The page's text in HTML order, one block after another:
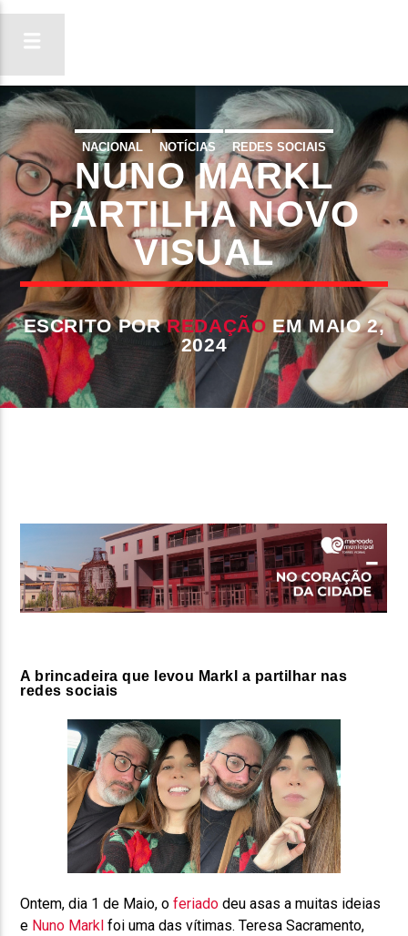
ON FM
LIGA-TE
NACIONAL NOTÍCIAS REDES SOCIAIS
NUNO MARKL
PARTILHA NOVO
VISUAL
ESCRITO PORREDAÇÃO EM MAIO 2,
2024
A brincadeira que levou Markl a partilhar nas
redes sociais
Ontem, dia 1 de Maio, oferiado deu asas a muitas ideias
e Nuno Markl foi uma das vítimas. Teresa Sacramento,